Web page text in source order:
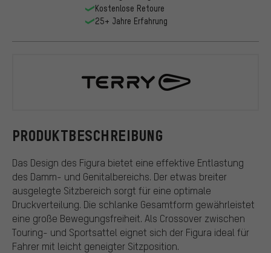
PRODUKTBESCHREIBUNG
Das Design des Figura bietet eine effektive Entlastung
des Damm- und Genitalbereichs. Der etwas breiter
ausgelegte Sitzbereich sorgt für eine optimale
Druckverteilung. Die schlanke Gesamtform gewährleistet
eine große Bewegungsfreiheit. Als Crossover zwischen
Touring- und Sportsattel eignet sich der Figura ideal für
Fahrer mit leicht geneigter Sitzposition.
Kostenlose Retoure
25+ Jahre Erfahrung
Terry